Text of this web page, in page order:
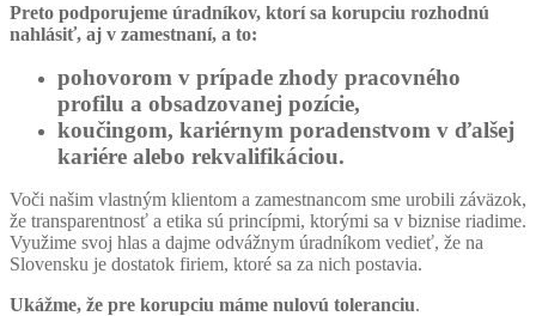
Preto podporujeme úradníkov, ktorí sa korupciu rozhodnú
nahlásiť, aj v zamestnaní, a to:
pohovorom v prípade zhody pracovného
profilu a obsadzovanej pozície,
koučingom, kariérnym poradenstvom v ďalšej
kariére alebo rekvalifikáciou.
Voči našim vlastným klientom a zamestnancom sme urobili záväzok,
že transparentnosť a etika sú princípmi, ktorými sa v biznise riadime.
Využime svoj hlas a dajme odvážnym úradníkom vedieť, že na
Slovensku je dostatok firiem, ktoré sa za nich postavia.
Ukážme, že pre korupciu máme nulovú toleranciu.